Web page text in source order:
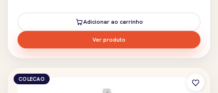
Adicionar ao carrinho
Ver produto
COLECAO